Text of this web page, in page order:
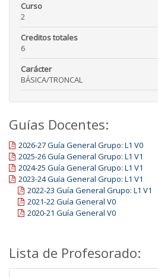
Curso
2
Creditos totales
6
Carácter
BÁSICA/TRONCAL
Guías Docentes:
2026-27 Guía General Grupo: L1 V0
2025-26 Guía General Grupo: L1 V1
2024-25 Guía General Grupo: L1 V1
2023-24 Guía General Grupo: L1 V1
2022-23 Guía General Grupo: L1 V1
2021-22 Guía General V0
2020-21 Guía General V0
Lista de Profesorado: